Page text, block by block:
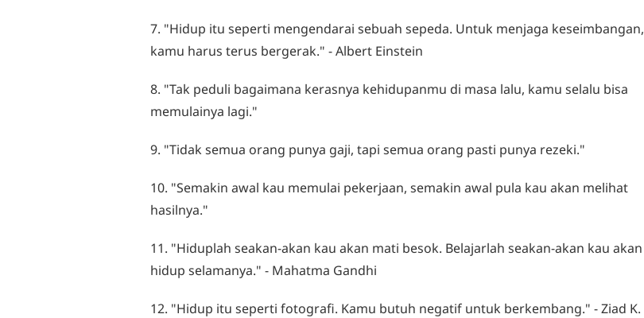
7. "Hidup itu seperti mengendarai sebuah sepeda. Untuk menjaga keseimbangan,
kamu harus terus bergerak." - Albert Einstein
8. "Tak peduli bagaimana kerasnya kehidupanmu di masa lalu, kamu selalu bisa
memulainya lagi."
9. "Tidak semua orang punya gaji, tapi semua orang pasti punya rezeki."
10. "Semakin awal kau memulai pekerjaan, semakin awal pula kau akan melihat
hasilnya."
11. "Hiduplah seakan-akan kau akan mati besok. Belajarlah seakan-akan kau akan
hidup selamanya." - Mahatma Gandhi
12. "Hidup itu seperti fotografi. Kamu butuh negatif untuk berkembang." - Ziad K.